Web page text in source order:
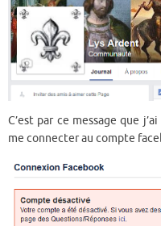
C’est par ce message que
me connecter au compte